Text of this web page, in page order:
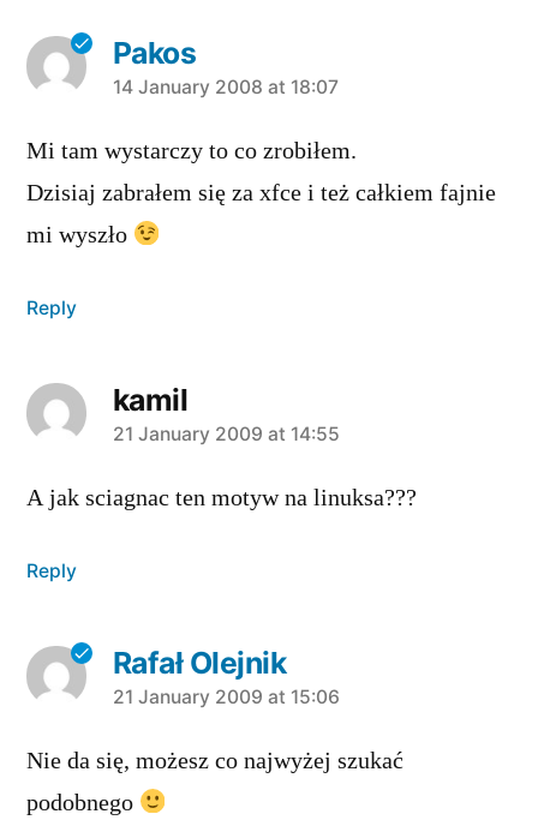
Pakos
says:
14 January 2008 at 18:07
Mi tam wystarczy to co zrobiłem.
Dzisiaj zabrałem się za xfce i też całkiem fajnie
mi wyszło
Reply
kamil
says:
21 January 2009 at 14:55
A jak sciagnac ten motyw na linuksa???
Reply
Rafał Olejnik
says:
21 January 2009 at 15:06
Nie da się, możesz co najwyżej szukać
podobnego